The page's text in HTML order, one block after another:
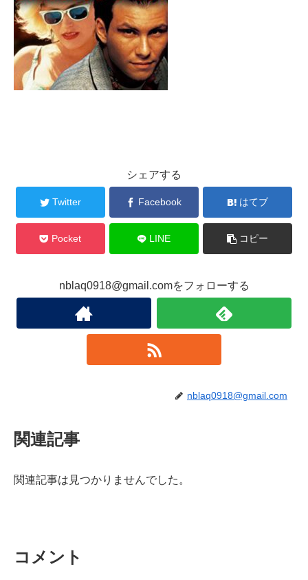
シェアする
Twitter Facebook はてブ
Pocket LINE コピー
nblaq0918@gmail.comをフォローする
nblaq0918@gmail.com
関連記事
関連記事は見つかりませんでした。
コメント